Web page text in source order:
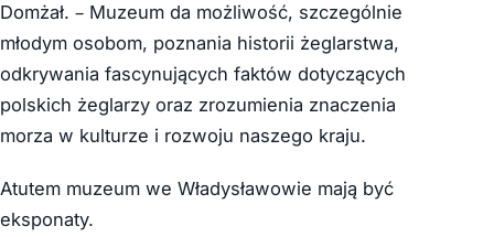
Domżał. – Muzeum da możliwość, szczególnie
młodym osobom, poznania historii żeglarstwa,
odkrywania fascynujących faktów dotyczących
polskich żeglarzy oraz zrozumienia znaczenia
morza w kulturze i rozwoju naszego kraju.
Atutem muzeum we Władysławowie mają być
eksponaty.